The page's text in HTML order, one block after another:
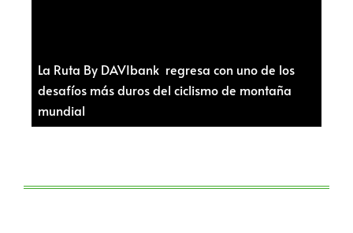
La Ruta By DAVIbank regresa con uno de los
desafíos más duros del ciclismo de montaña
mundial